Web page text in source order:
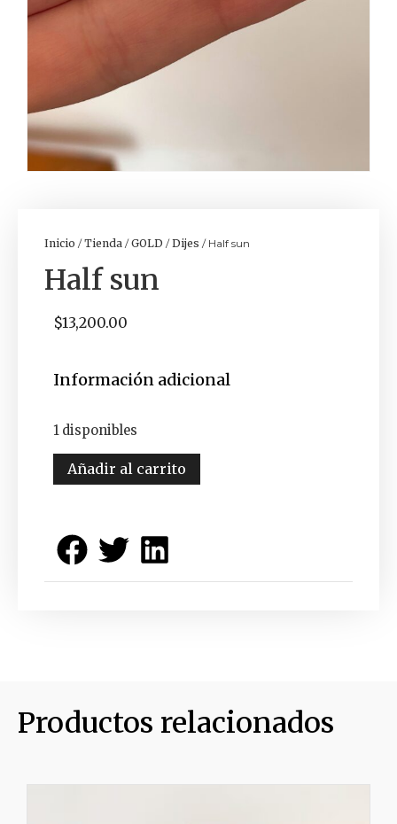
Inicio /Tienda /GOLD /Dijes / Half sun
Half sun
$13,200.00
Información adicional
1 disponibles
Añadir al carrito
Productos relacionados